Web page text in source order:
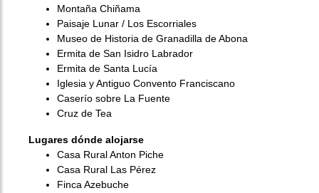
Montaña Chiñama
Paisaje Lunar / Los Escorriales
Museo de Historia de Granadilla de Abona
Ermita de San Isidro Labrador
Ermita de Santa Lucía
Iglesia y Antiguo Convento Franciscano
Caserío sobre La Fuente
Cruz de Tea
Lugares dónde alojarse
Casa Rural Anton Piche
Casa Rural Las Pérez
Finca Azebuche